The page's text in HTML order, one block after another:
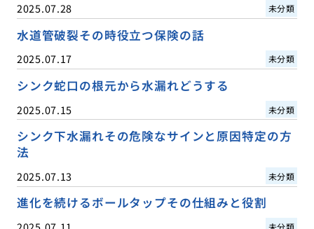
2025.07.28 未分類
水道管破裂その時役立つ保険の話
2025.07.17 未分類
シンク蛇口の根元から水漏れどうする
2025.07.15 未分類
シンク下水漏れその危険なサインと原因特定の方
法
2025.07.13 未分類
進化を続けるボールタップその仕組みと役割
未分類